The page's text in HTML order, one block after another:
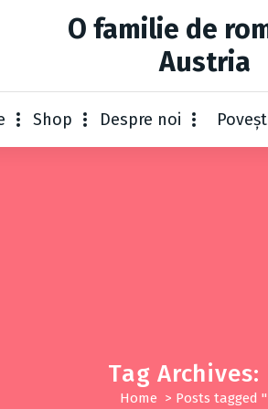
O familie de
Austria
Shop Despre noi
Tag Archives:
Home > Posts tagged